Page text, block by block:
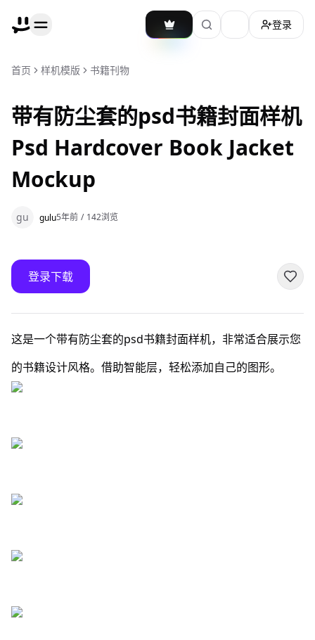
加载主题切换
登录
首页 样机模版 书籍刊物
带有防尘套的psd书籍封面样机
Psd Hardcover Book Jacket
Mockup
gu gulu5年前 / 142浏览
登录下载
这是一个带有防尘套的psd书籍封面样机，非常适合展示您
的书籍设计风格。借助智能层，轻松添加自己的图形。